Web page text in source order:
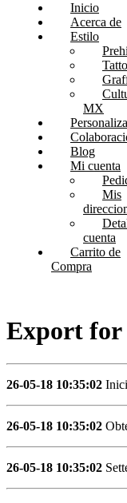
Inicio
Acerca de
Estilo
MX
Blog
Mi cuenta
Mis
cuenta
Carrito de
Compra
Export for
26-05-18 10:35:02
26-05-18 10:35:02
26-05-18 10:35:02